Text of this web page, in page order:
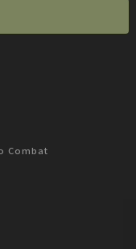
Combat